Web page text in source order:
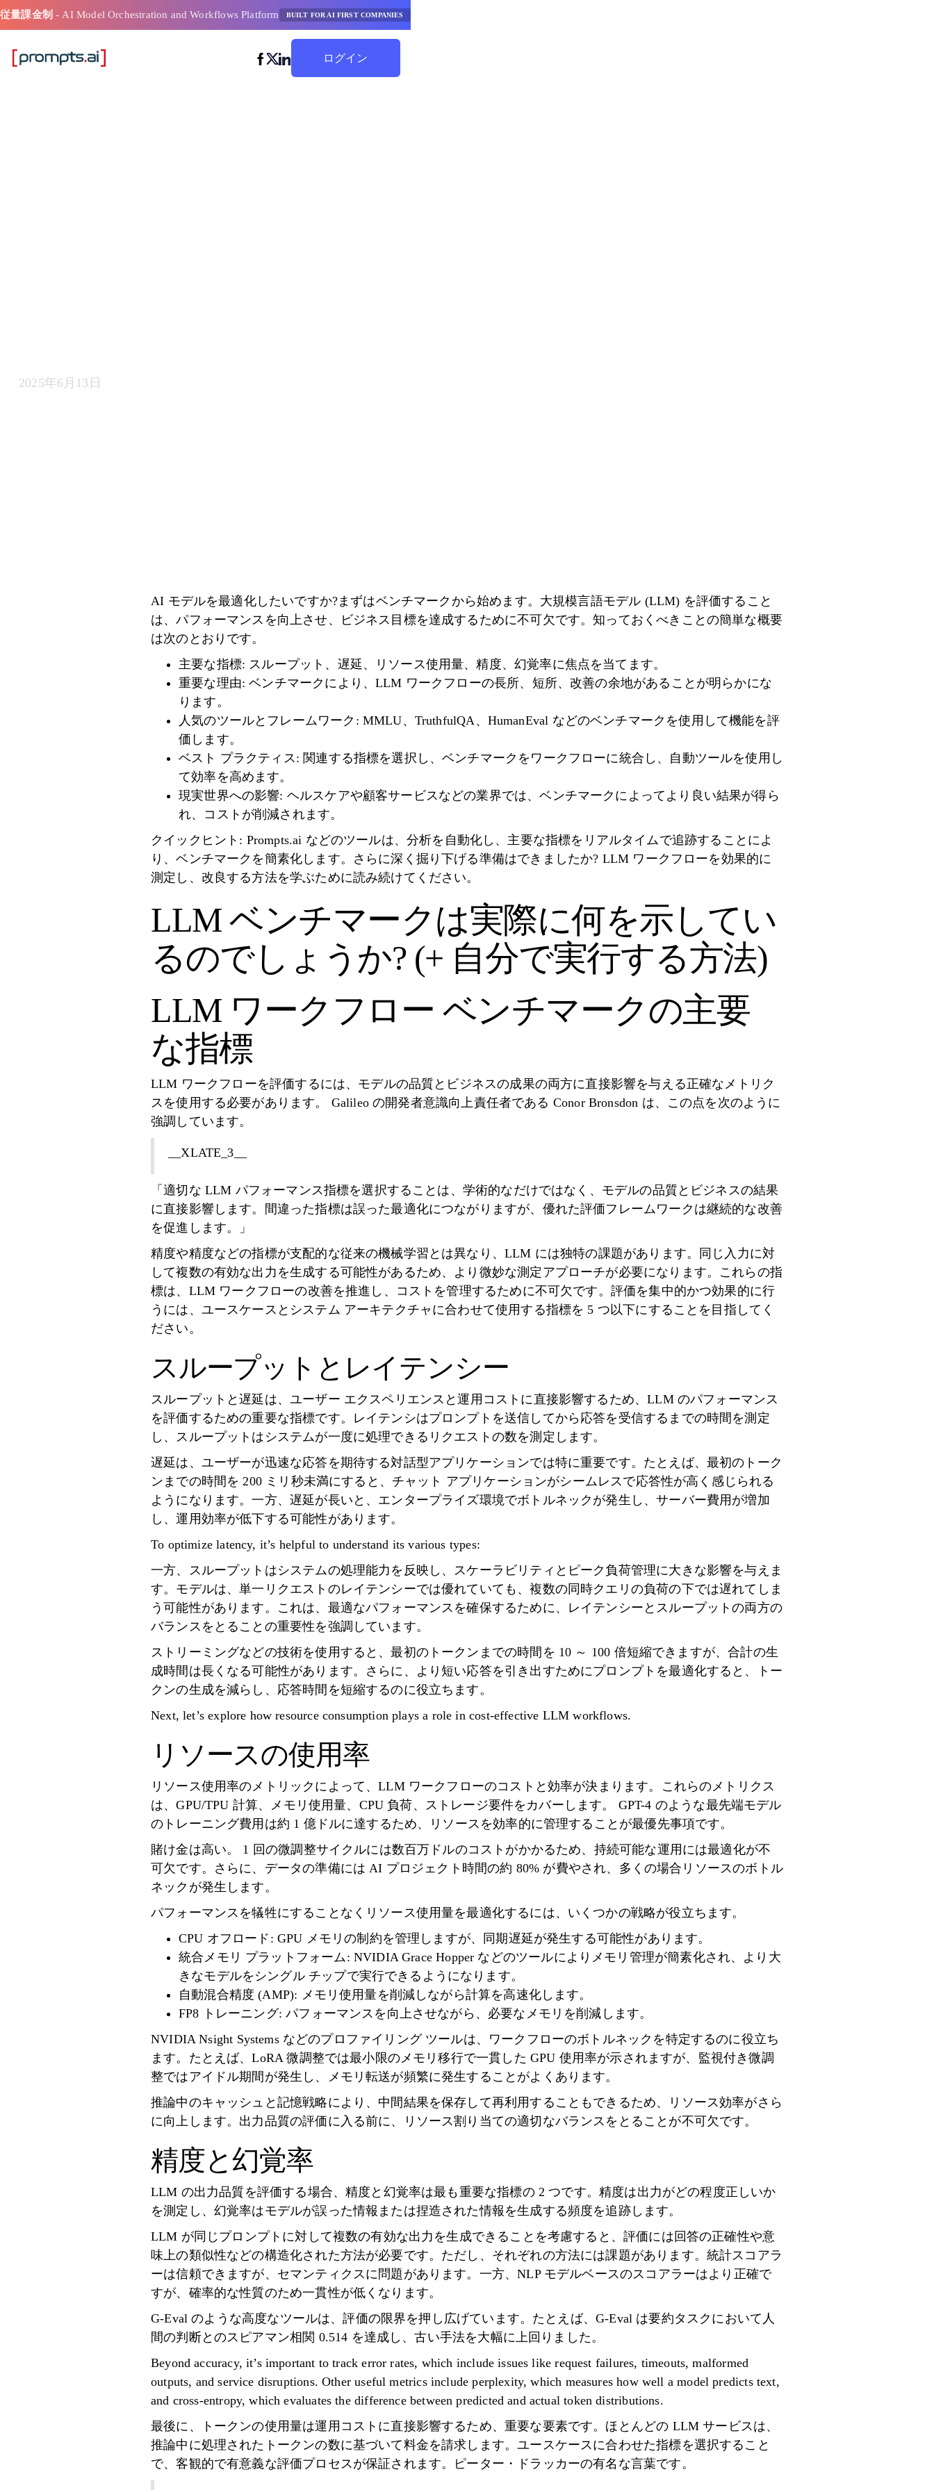
従量課金制 - AI Model Orchestration and Workflows Platform BUILT FOR AI FIRST COMPANIES
ログイン
2025年6月13日
AI モデルを最適化したいですか?まずはベンチマークから始めます。大規模言語モデル (LLM) を評価すること
は、パフォーマンスを向上させ、ビジネス目標を達成するために不可欠です。知っておくべきことの簡単な概要
は次のとおりです。
主要な指標: スループット、遅延、リソース使用量、精度、幻覚率に焦点を当てます。
重要な理由: ベンチマークにより、LLM ワークフローの長所、短所、改善の余地があることが明らかにな
ります。
人気のツールとフレームワーク: MMLU、TruthfulQA、HumanEval などのベンチマークを使用して機能を評
価します。
ベスト プラクティス: 関連する指標を選択し、ベンチマークをワークフローに統合し、自動ツールを使用し
て効率を高めます。
現実世界への影響: ヘルスケアや顧客サービスなどの業界では、ベンチマークによってより良い結果が得ら
れ、コストが削減されます。
クイックヒント: Prompts.ai などのツールは、分析を自動化し、主要な指標をリアルタイムで追跡することによ
り、ベンチマークを簡素化します。さらに深く掘り下げる準備はできましたか? LLM ワークフローを効果的に
測定し、改良する方法を学ぶために読み続けてください。
LLM ベンチマークは実際に何を示してい
るのでしょうか? (+ 自分で実行する方法)
LLM ワークフロー ベンチマークの主要
な指標
LLM ワークフローを評価するには、モデルの品質とビジネスの成果の両方に直接影響を与える正確なメトリク
スを使用する必要があります。 Galileo の開発者意識向上責任者である Conor Bronsdon は、この点を次のように
強調しています。
__XLATE_3__
「適切な LLM パフォーマンス指標を選択することは、学術的なだけではなく、モデルの品質とビジネスの結果
に直接影響します。間違った指標は誤った最適化につながりますが、優れた評価フレームワークは継続的な改善
を促進します。」
精度や精度などの指標が支配的な従来の機械学習とは異なり、LLM には独特の課題があります。同じ入力に対
して複数の有効な出力を生成する可能性があるため、より微妙な測定アプローチが必要になります。これらの指
標は、LLM ワークフローの改善を推進し、コストを管理するために不可欠です。評価を集中的かつ効果的に行
うには、ユースケースとシステム アーキテクチャに合わせて使用​​する指標を 5 つ以下にすることを目指してく
ださい。
スループットとレイテンシー
スループットと遅延は、ユーザー エクスペリエンスと運用コストに直接影響するため、LLM のパフォーマンス
を評価するための重要な指標です。レイテンシはプロンプトを送信してから応答を受信するまでの時間を測定
し、スループットはシステムが一度に処理できるリクエストの数を測定します。
遅延は、ユーザーが迅速な応答を期待する対話型アプリケーションでは特に重要です。たとえば、最初のトーク
ンまでの時間を 200 ミリ秒未満にすると、チャット アプリケーションがシームレスで応答性が高く感じられる
ようになります。一方、遅延が長いと、エンタープライズ環境でボトルネックが発生し、サーバー費用が増加
し、運用効率が低下する可能性があります。
To optimize latency, it’s helpful to understand its various types:
一方、スループットはシステムの処理能力を反映し、スケーラビリティとピーク負荷管理に大きな影響を与えま
す。モデルは、単一リクエストのレイテンシーでは優れていても、複数の同時クエリの負荷の下では遅れてしま
う可能性があります。これは、最適なパフォーマンスを確保するために、レイテンシーとスループットの両方の
バランスをとることの重要性を強調しています。
ストリーミングなどの技術を使用すると、最初のトークンまでの時間を 10 ～ 100 倍短縮できますが、合計の生
成時間は長くなる可能性があります。さらに、より短い応答を引き出すためにプロンプ​​トを最適化すると、トー
クンの生成を減らし、応答時間を短縮するのに役立ちます。
Next, let’s explore how resource consumption plays a role in cost-effective LLM workflows.
リソースの使用率
リソース使用率のメトリックによって、LLM ワークフローのコストと効率が決まります。これらのメトリクス
は、GPU/TPU 計算、メモリ使用量、CPU 負荷、ストレージ要件をカバーします。 GPT-4 のような最先端モデル
のトレーニング費用は約 1 億ドルに達するため、リソースを効率的に管理することが最優先事項です。
賭け金は高い。 1 回の微調整サイクルには数百万ドルのコストがかかるため、持続可能な運用には最適化が不
可欠です。さらに、データの準備には AI プロジェクト時間の約 80% が費やされ、多くの場合リソースのボトル
ネックが発生します。
パフォーマンスを犠牲にすることなくリソース使用量を最適化するには、いくつかの戦略が役立ちます。
CPU オフロード: GPU メモリの制約を管理しますが、同期遅延が発生する可能性があります。
統合メモリ プラットフォーム: NVIDIA Grace Hopper などのツールによりメモリ管理が簡素化され、より大
きなモデルをシングル チップで実行できるようになります。
自動混合精度 (AMP): メモリ使用量を削減しながら計算を高速化します。
FP8 トレーニング: パフォーマンスを向上させながら、必要なメモリを削減します。
NVIDIA Nsight Systems などのプロファイリング ツールは、ワークフローのボトルネックを特定するのに役立ち
ます。たとえば、LoRA 微調整では最小限のメモリ移行で一貫した GPU 使用率が示されますが、監視付き微調
整ではアイドル期間が発生し、メモリ転送が頻繁に発生することがよくあります。
推論中のキャッシュと記憶戦略により、中間結果を保存して再利用することもできるため、リソース効率がさら
に向上します。出力品質の評価に入る前に、リソース割り当ての適切なバランスをとることが不可欠です。
精度と幻覚率
LLM の出力品質を評価する場合、精度と幻覚率は最も重要な指標の 2 つです。精度は出力がどの程度正しいか
を測定し、幻覚率はモデルが誤った情報または捏造された情報を生成する頻度を追跡します。
LLM が同じプロンプトに対して複数の有効な出力を生成できることを考慮すると、評価には回答の正確性や意
味上の類似性などの構造化された方法が必要です。ただし、それぞれの方法には課題があります。統計スコアラ
ーは信頼できますが、セマンティクスに問題があります。一方、NLP モデルベースのスコアラーはより正確で
すが、確率的な性質のため一貫性が低くなります。
G-Eval のような高度なツールは、評価の限界を押し広げています。たとえば、G-Eval は要約タスクにおいて人
間の判断とのスピアマン相関 0.514 を達成し、古い手法を大幅に上回りました。
Beyond accuracy, it’s important to track error rates, which include issues like request failures, timeouts, malformed
outputs, and service disruptions. Other useful metrics include perplexity, which measures how well a model predicts text,
and cross-entropy, which evaluates the difference between predicted and actual token distributions.
最後に、トークンの使用量は運用コストに直接影響するため、重要な要素です。ほとんどの LLM サービスは、
推論中に処理されたトークンの数に基づいて料金を請求します。ユースケースに合わせた指標を選択すること
で、客観的で有意義な評価プロセスが保証されます。ピーター・ドラッカーの有名な言葉です。